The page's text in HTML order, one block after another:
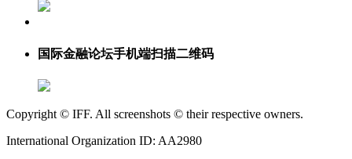
国际金融论坛手机端扫描二维码
Copyright © IFF. All screenshots © their respective owners.
International Organization ID: AA2980